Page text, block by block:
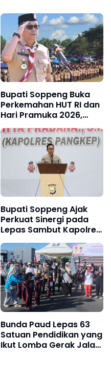
Bupati Soppeng Buka
Perkemahan HUT RI dan
Hari Pramuka 2026,
Lepas Kontingen
Jambore Nasional XII
Bupati Soppeng Ajak
Perkuat Sinergi pada
Lepas Sambut Kapolres,
Hari Budiyanto Siap
Layani Warga 24 Jam
Bunda Paud Lepas 63
Satuan Pendidikan yang
Ikut Lomba Gerak Jalan